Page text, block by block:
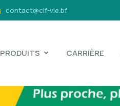
contact@cif-vie.bf
PRODUITS CARRIÈRE